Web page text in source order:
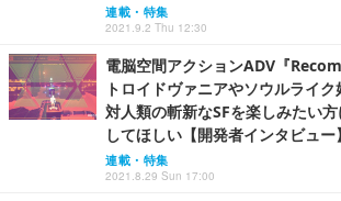
連載・特集
2021.9.2 Thu 12:30
電脳空間アクションADV『
トロイドヴァニアやソウルライ
対人類の斬新なSFを楽しみたい
してほしい【開発者インタビュー】
連載・特集
2021.8.29 Sun 17:00